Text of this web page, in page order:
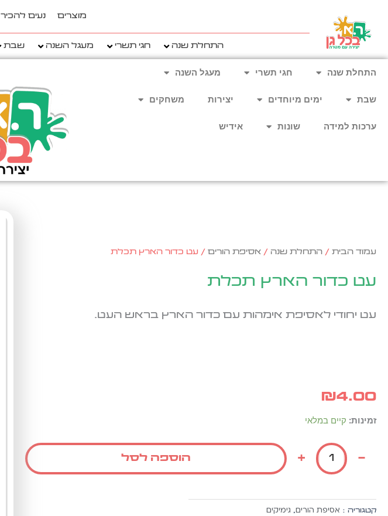
מוצרים נעים להכיר
התחלת שנה חגי תשרי מעגל השנה שבת
התחלת שנה חגי תשרי מעגל השנה
שבת ימים מיוחדים יצירות משחקים
ערכות למידה שונות אידיש
עמוד הבית / התחלת שנה / אסיפת הורים / עט כדור הארץ תכלת
עט כדור הארץ תכלת
עט יחודי לאסיפת אימהות עם כדור הארץ בראש העט.
₪4.00
זמינות: קיים במלאי
-
כמות
עט
כדור
הארץ
+ הוספה לסל
קטגוריה : אסיפת הורים, גימיקים